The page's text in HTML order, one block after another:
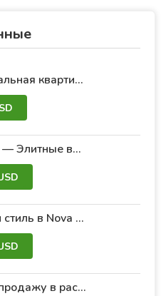
Ваша идеальная квартира в проекте Думмар – Аль-Джазира 26 | Роскошь и комфорт в центре Дамаска
Villa Viola — Элитные виллы с бассейном и садом в Анталии
Комфорт и стиль в Nova 2 — ваше новое жилье!
Виллы на продажу в рассрочку в Анталии в рамках саммита комплекса Антальи